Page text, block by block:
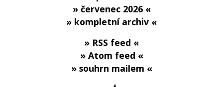
» červenec 2026 «
» kompletní archiv «
» RSS feed «
» Atom feed «
» souhrn mailem «